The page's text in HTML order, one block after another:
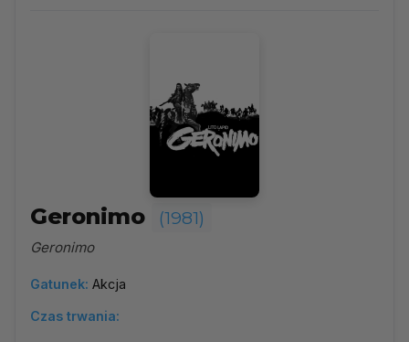
Geronimo (1981)
Geronimo
Gatunek: Akcja
Czas trwania: